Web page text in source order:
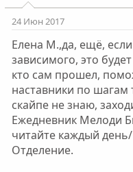
24 Июн 2017
Елена М.,да, ещё,
зависимого, это
кто сам прошел,
наставники по шагам
скайпе не знаю,
Ежедневник Мелоди
читайте каждый
Отделение.